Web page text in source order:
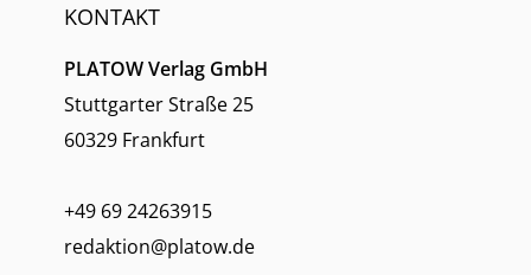
KONTAKT
PLATOW Verlag GmbH
Stuttgarter Straße 25
60329 Frankfurt
+49 69 24263915
redaktion@platow.de